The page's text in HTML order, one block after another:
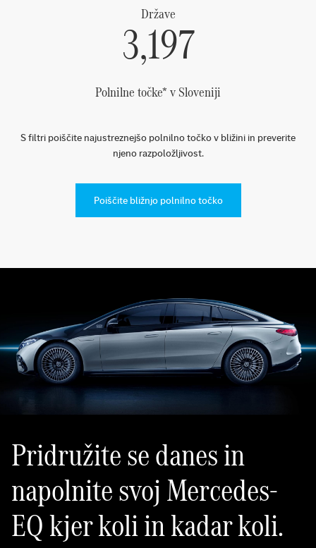
Države
3,197
Polnilne točke* v Sloveniji
S filtri poiščite najustreznejšo polnilno točko v bližini in preverite
njeno razpoložljivost.
Poiščite bližnjo polnilno točko
Pridružite se danes in
napolnite svoj Mercedes-
EQ kjer koli in kadar koli.